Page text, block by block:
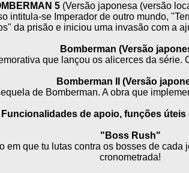
5(Versão japonesa (versão
intitula-se Imperador de outro mundo,
da prisão e iniciou uma invasão com a
Bomberman (Versão
que lançou os alicerces da série.
Bomberman II (Versão
de Bomberman. A obra que
Funcionalidades de apoio, funções
"Boss Rush"
em que tu lutas contra os bosses de
cronometrada!